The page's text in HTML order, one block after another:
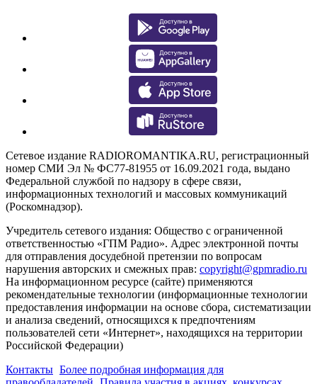
Сетевое издание RADIOROMANTIKA.RU, регистрационный
номер СМИ Эл № ФС77-81955 от 16.09.2021 года, выдано
Федеральной службой по надзору в сфере связи,
информационных технологий и массовых коммуникаций
(Роскомнадзор).
Учредитель сетевого издания: Общество с ограниченной
ответственностью «ГПМ Радио». Адрес электронной почты
для отправления досудебной претензии по вопросам
нарушения авторских и смежных прав: copyright@gpmradio.ru
На информационном ресурсе (сайте) применяются
рекомендательные технологии (информационные технологии
предоставления информации на основе сбора, систематизации
и анализа сведений, относящихся к предпочтениям
пользователей сети «Интернет», находящихся на территории
Российской Федерации)
Контакты Более подробная информация для